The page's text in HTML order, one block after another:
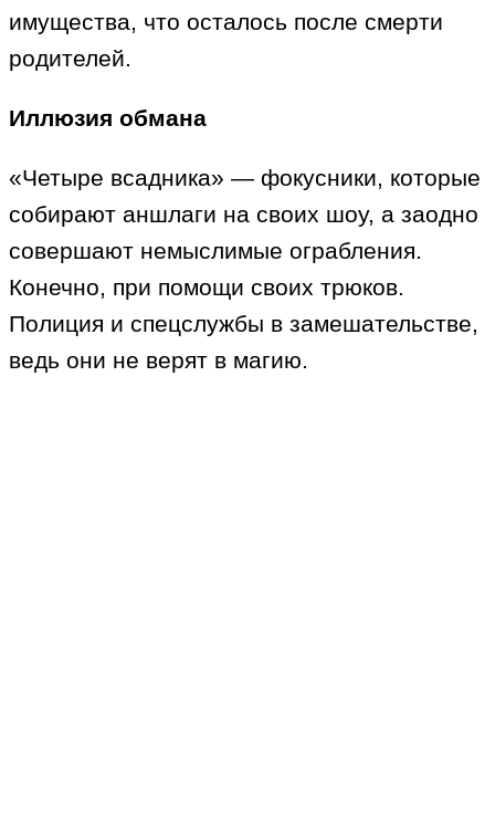
имущества, что осталось после смерти
родителей.
Иллюзия обмана
«Четыре всадника» — фокусники, которые
собирают аншлаги на своих шоу, а заодно
совершают немыслимые ограбления.
Конечно, при помощи своих трюков.
Полиция и спецслужбы в замешательстве,
ведь они не верят в магию.